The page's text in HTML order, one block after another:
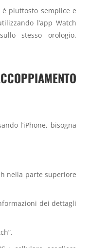
è piuttosto semplice e
l’app Watch
stesso orologio.
l’iPhone, bisogna
nella parte superiore
dei dettagli